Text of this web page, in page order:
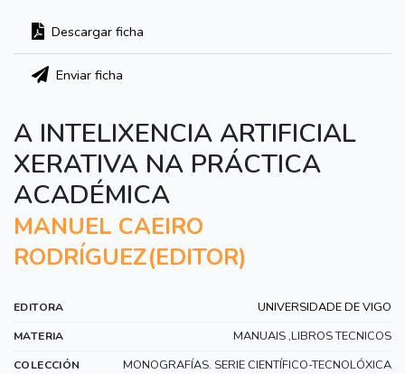
Descargar ficha
Enviar ficha
A INTELIXENCIA ARTIFICIAL
XERATIVA NA PRÁCTICA
ACADÉMICA
MANUEL CAEIRO
RODRÍGUEZ(EDITOR)
EDITORA UNIVERSIDADE DE VIGO
MATERIA MANUAIS ,LIBROS TECNICOS
COLECCIÓN MONOGRAFÍAS. SERIE CIENTÍFICO-TECNOLÓXICA